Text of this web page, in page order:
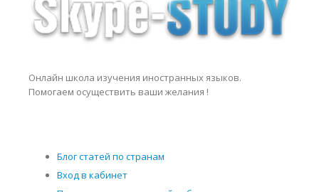
Онлайн школа изучения иностранных языков.
Помогаем осуществить ваши желания !
Блог статей по странам
Вход в кабинет